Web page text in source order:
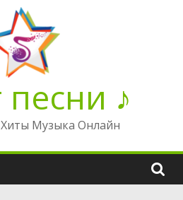
песни ♪
Музыка Онлайн